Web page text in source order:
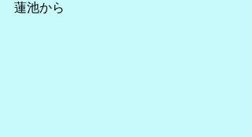
蓮池から